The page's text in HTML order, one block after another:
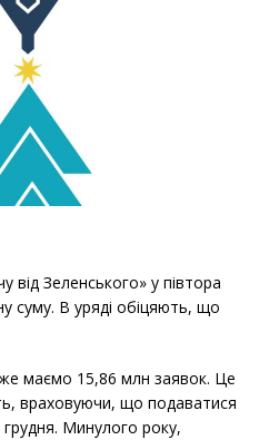
від Зеленського» у півтора
суму. В уряді обіцяють, що
маємо 15,86 млн заявок. Це
враховуючи, що подаватися
Минулого року,